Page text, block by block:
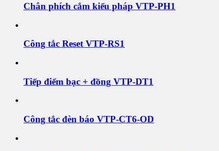
Chân phích cắm kiểu pháp VTP-PH1
Công tắc Reset VTP-RS1
Tiếp điểm bạc + đồng VTP-DT1
Công tắc đèn báo VTP-CT6-OD